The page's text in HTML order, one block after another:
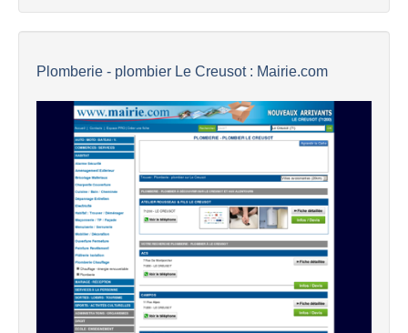
Plomberie - plombier Le Creusot : Mairie.com